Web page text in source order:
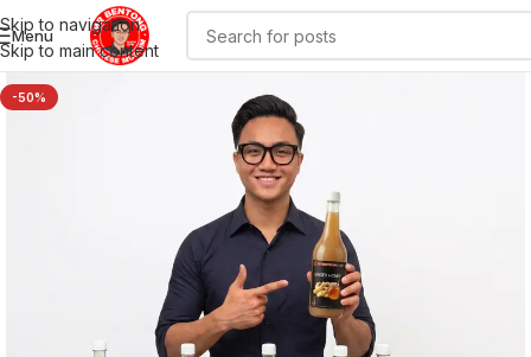
Skip to navigation
Skip to main content
Menu
-50%